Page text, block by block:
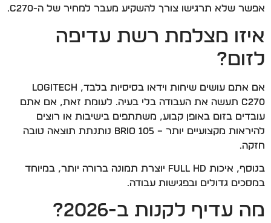
אפשר שלא תרגישו צורך להשקיע מעבר למחיר של ה-C270.
איזו מצלמת רשת עדיפה
לזום?
אם אתם עושים שיחות וידאו בסיסיות בלבד, Logitech
C270 תעשה את העבודה בלי בעיה. לעומת זאת, אם אתם
עובדים בזום באופן קבוע, משתתפים בישיבות או רוצים
להיראות מקצועיים יותר – Brio 105 נותנתת תוצאה טובה
חזקה.
בנוסף, איכות Full HD יוצרת תמונה ברורה יותר, במיוחד
במסכים גדולים ובפגישות עבודה.
מה עדיף לקנות ב-2026?